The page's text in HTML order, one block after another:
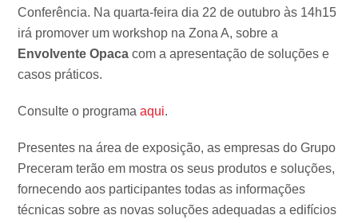
Conferência. Na quarta-feira dia 22 de outubro às 14h15
irá promover um workshop na Zona A, sobre a
Envolvente Opaca com a apresentação de soluções e
casos práticos.
Consulte o programaaqui.
Presentes na área de exposição, as empresas do Grupo
Preceram terão em mostra os seus produtos e soluções,
fornecendo aos participantes todas as informações
técnicas sobre as novas soluções adequadas a edifícios